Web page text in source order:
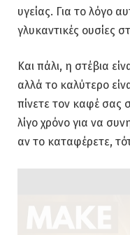
υγείας. Για το λόγο
γλυκαντικές ουσίες
Και πάλι, η στέβια
αλλά το καλύτερο
πίνετε τον καφέ σας
λίγο χρόνο για να
αν το καταφέρετε,